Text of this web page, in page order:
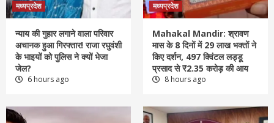
मध्यप्रदेश
न्याय की गुहार लगाने वाला परिवार
अचानक हुआ गिरफ्तार! राजा रघुवंशी
के भाइयों को पुलिस ने क्यों भेजा
जेल?
6 hours ago
मध्यप्रदेश
Mahakal Mandir: श्रावण
मास के 8 दिनों में 29 लाख भक्तों ने
किए दर्शन, 497 क्विंटल लड्डू
प्रसाद से ₹2.35 करोड़ की आय
8 hours ago